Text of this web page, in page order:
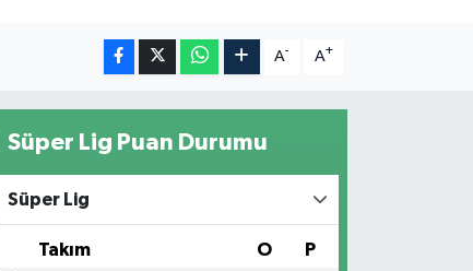
A- A+
Süper Lig Puan Durumu
Süper Lig
Takım O P